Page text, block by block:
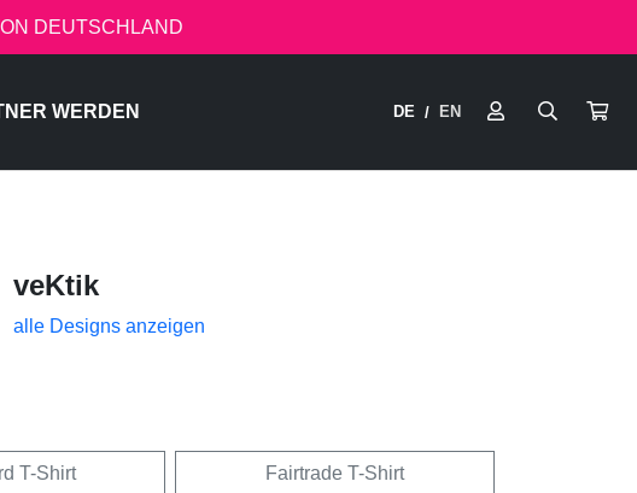
DEUTSCHLAND
WERDEN DE / EN
veKtik
alle Designs anzeigen
T-Shirt Fairtrade T-Shirt